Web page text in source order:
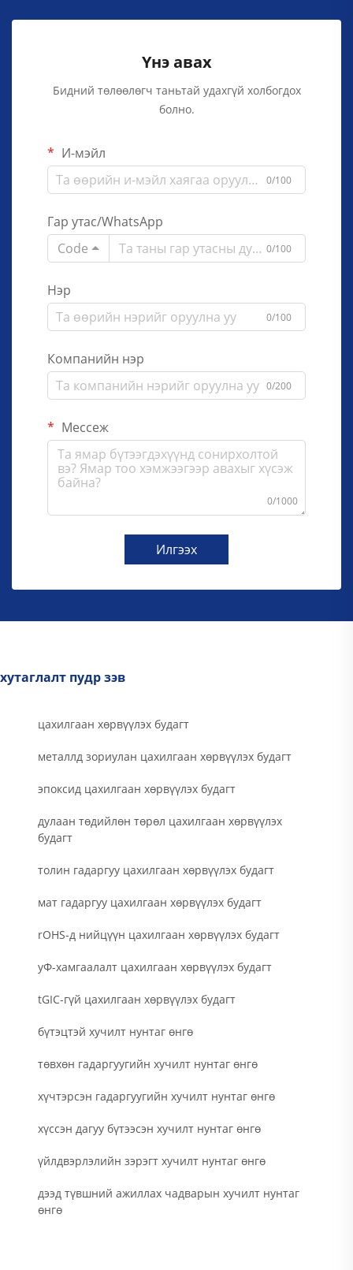
Үнэ авах
Бидний төлөөлөгч таньтай удахгүй холбогдох
болно.
И-мэйл
0/100
Гар утас/WhatsApp
Code
0/100
Нэр
0/100
Компанийн нэр
0/200
Мессеж
0/1000
Илгээх
хутаглалт пудр зэв
цахилгаан хөрвүүлэх будагт
металлд зориулан цахилгаан хөрвүүлэх будагт
эпоксид цахилгаан хөрвүүлэх будагт
дулаан төдийлөн төрөл цахилгаан хөрвүүлэх
будагт
толин гадаргуу цахилгаан хөрвүүлэх будагт
мат гадаргуу цахилгаан хөрвүүлэх будагт
rOHS-д нийцүүн цахилгаан хөрвүүлэх будагт
уФ-хамгаалалт цахилгаан хөрвүүлэх будагт
tGIC-гүй цахилгаан хөрвүүлэх будагт
бүтэцтэй хучилт нунтаг өнгө
төвхөн гадаргуугийн хучилт нунтаг өнгө
хүчтэрсэн гадаргуугийн хучилт нунтаг өнгө
хүссэн дагуу бүтээсэн хучилт нунтаг өнгө
үйлдвэрлэлийн зэрэгт хучилт нунтаг өнгө
дээд түвшний ажиллах чадварын хучилт нунтаг
өнгө